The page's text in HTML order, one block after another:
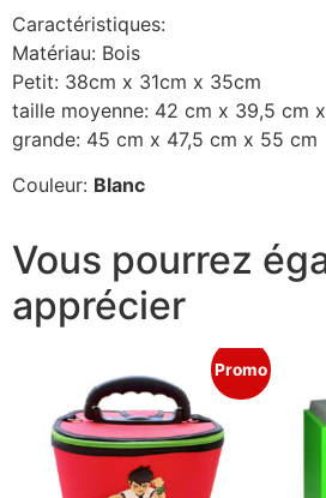
Caractéristiques:
Matériau: Bois
Petit: 38cm x 31cm x 35cm
taille moyenne: 42 cm x 39,5 cm
grande: 45 cm x 47,5 cm x 55 cm
Couleur: Blanc
Vous pourrez
apprécier
Promo